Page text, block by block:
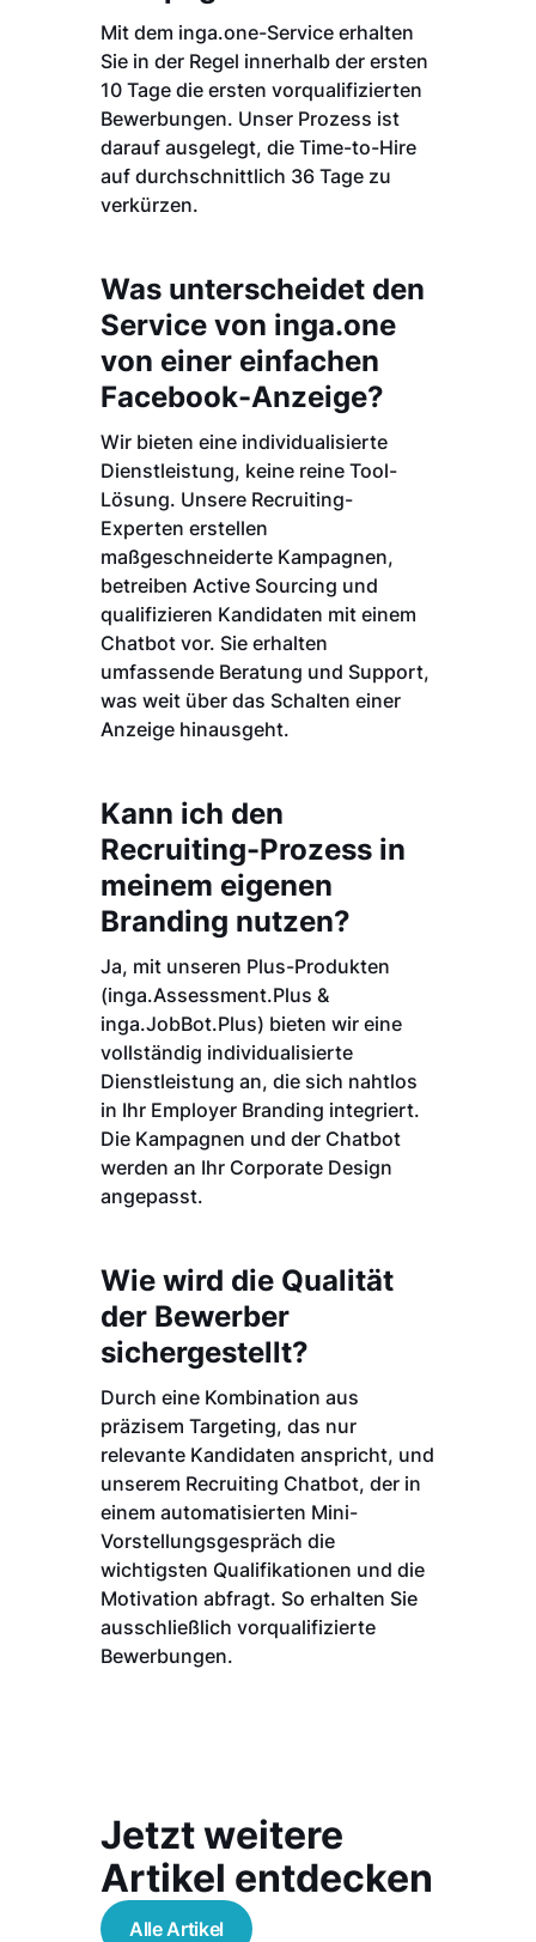
Mit dem inga.one-Service erhalten
Sie in der Regel innerhalb der ersten
10 Tage die ersten vorqualifizierten
Bewerbungen. Unser Prozess ist
darauf ausgelegt, die Time-to-Hire
auf durchschnittlich 36 Tage zu
verkürzen.
Was unterscheidet den
Service von inga.one
von einer einfachen
Facebook-Anzeige?
Wir bieten eine individualisierte
Dienstleistung, keine reine Tool-
Lösung. Unsere Recruiting-
Experten erstellen
maßgeschneiderte Kampagnen,
betreiben Active Sourcing und
qualifizieren Kandidaten mit einem
Chatbot vor. Sie erhalten
umfassende Beratung und Support,
was weit über das Schalten einer
Anzeige hinausgeht.
Kann ich den
Recruiting-Prozess in
meinem eigenen
Branding nutzen?
Ja, mit unseren Plus-Produkten
(inga.Assessment.Plus &
inga.JobBot.Plus) bieten wir eine
vollständig individualisierte
Dienstleistung an, die sich nahtlos
in Ihr Employer Branding integriert.
Die Kampagnen und der Chatbot
werden an Ihr Corporate Design
angepasst.
Wie wird die Qualität
der Bewerber
sichergestellt?
Durch eine Kombination aus
präzisem Targeting, das nur
relevante Kandidaten anspricht, und
unserem Recruiting Chatbot, der in
einem automatisierten Mini-
Vorstellungsgespräch die
wichtigsten Qualifikationen und die
Motivation abfragt. So erhalten Sie
ausschließlich vorqualifizierte
Bewerbungen.
Jetzt weitere
Artikel entdecken
Alle Artikel